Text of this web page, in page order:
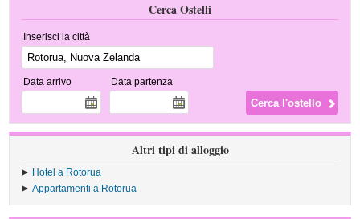
Cerca Ostelli
Inserisci la città
Data arrivo Data partenza
Altri tipi di alloggio
Hotel a Rotorua
Appartamenti a Rotorua